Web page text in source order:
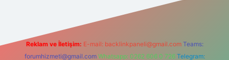
Reklam ve İletişim: E-mail: backlinkpaneli@gmail.com Teams:
forumhizmeti@gmail.com Whatsapp: 0262 606 0 726 Telegram: